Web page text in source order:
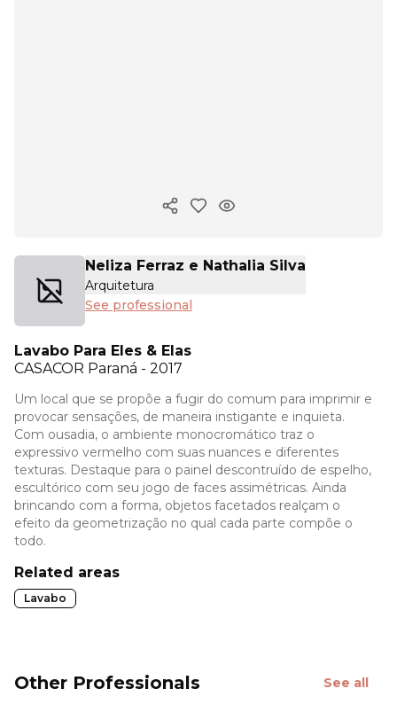
Copy ink
Neliza Ferraz e Nathalia Silva
Arquitetura
See professional
Lavabo Para Eles & Elas
CASACOR Paraná - 2017
Um local que se propõe a fugir do comum para imprimir e
provocar sensações, de maneira instigante e inquieta.
Com ousadia, o ambiente monocromático traz o
expressivo vermelho com suas nuances e diferentes
texturas. Destaque para o painel descontruído de espelho,
escultórico com seu jogo de faces assimétricas. Ainda
brincando com a forma, objetos facetados realçam o
efeito da geometrização no qual cada parte compõe o
todo.
Related areas
Lavabo
Other Professionals See all